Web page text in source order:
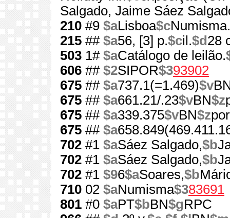
Salgado, Jaime Sáez
210 #9 $aLisboa$c
215 ## $a56, [3] p.$cil.$d 28
503 1# $aCatálogo de leilão.
606 ## $2SIPOR$393902
675 ## $a737.1(=1.469)$v
675 ## $a661.21/.23$vBN$z
675 ## $a339.375$vBN$zpor
675 ## $a
702 #1 $aSáez Salgado,$b
702 #1 $aSáez Salgado,$b
702 #1 $96$aSoares,$b
710 02 $aNumisma$383691
801 #0 $aPT$bBN$gRPC